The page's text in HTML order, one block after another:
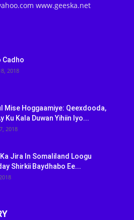
www.geeska.net
Cadho
2018
Mise Hoggaamiye: Qeexdooda,
Ku Kala Duwan Yihiin Iyo...
2018
Jira In Somaliland Loogu
Shirkii Baydhabo Ee...